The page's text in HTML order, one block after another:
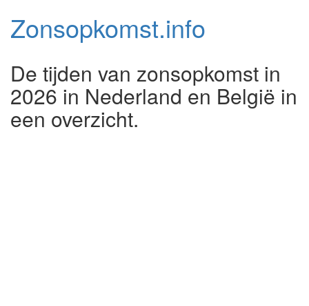
Zonsopkomst.info
De tijden van zonsopkomst in
2026 in Nederland en België in
een overzicht.